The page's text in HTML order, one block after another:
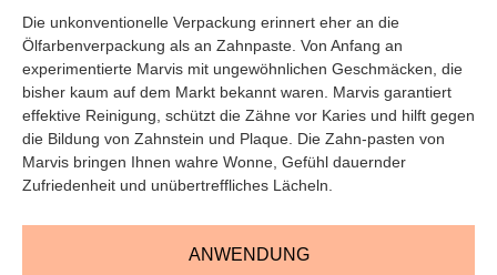
ANWENDUNG
Die unkonventionelle Verpackung erinnert eher an die
Ölfarbenverpackung als an Zahnpaste. Von Anfang an
experimentierte Marvis mit ungewöhnlichen Geschmäcken, die
bisher kaum auf dem Markt bekannt waren. Marvis garantiert
effektive Reinigung, schützt die Zähne vor Karies und hilft gegen
die Bildung von Zahnstein und Plaque. Die Zahn-pasten von
Marvis bringen Ihnen wahre Wonne, Gefühl dauernder
Zufriedenheit und unübertreffliches Lächeln.